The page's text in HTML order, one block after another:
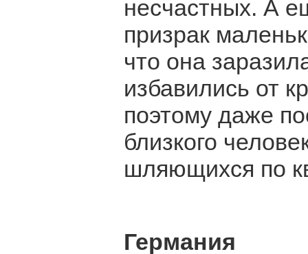
несчастных. А
призрак
что она
избавились от
поэтому даже
близкого
шляющихся по
Германия